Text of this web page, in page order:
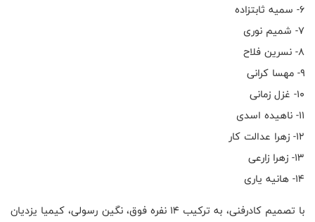
۶- ⁠سمیه ثابتزاده
۷- ⁠شمیم نوری
۸- ⁠نسرین فلاح
۹- مهسا کرانی
۱۰- ⁠غزل زمانی
۱۱- ناهیده اسدی
۱۲- ⁠زهرا عدالت کار
۱۳- ⁠زهرا زارعی
۱۴- هانیه یاری
با تصمیم کادرفنی، به ترکیب ۱۴ نفره فوق، نگین رسولی، کیمیا یزدیان